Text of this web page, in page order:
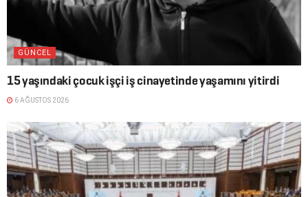
GÜNCEL
15 yaşındaki çocuk işçi iş cinayetinde yaşamını yitirdi
6 AĞUSTOS 2026